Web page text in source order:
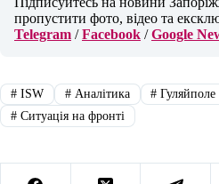
пропустити фото, відео та
Telegram /Facebook /Google
#ISW #Аналітика # Гуляйполе
#Ситуація на фронті